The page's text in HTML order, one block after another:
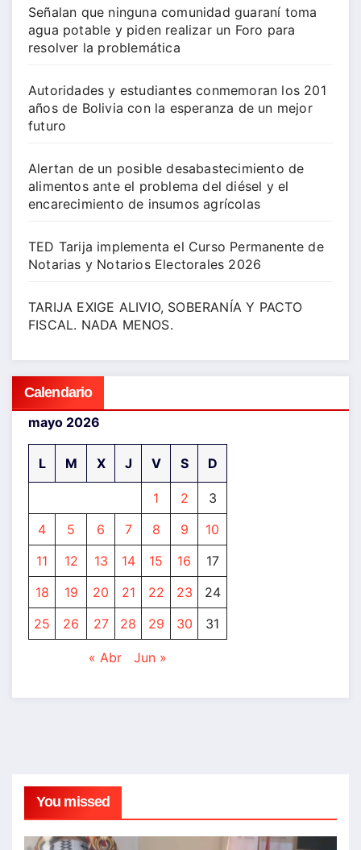
Señalan que ninguna comunidad guaraní toma
agua potable y piden realizar un Foro para
resolver la problemática
Autoridades y estudiantes conmemoran los 201
años de Bolivia con la esperanza de un mejor
futuro
Alertan de un posible desabastecimiento de
alimentos ante el problema del diésel y el
encarecimiento de insumos agrícolas
TED Tarija implementa el Curso Permanente de
Notarias y Notarios Electorales 2026
TARIJA EXIGE ALIVIO, SOBERANÍA Y PACTO
FISCAL. NADA MENOS.
Calendario
mayo 2026
L M X J V S D
1 2
3
4
5 6 7 8 9
10
11
12 13 14 15 16
17
18
19 20 21 22 23
24
25
26 27 28 29 30 31
« Abr Jun »
You missed